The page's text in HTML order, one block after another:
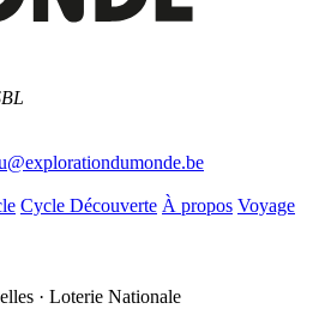
Cycle Découverte À propos Voyage
· Loterie Nationale